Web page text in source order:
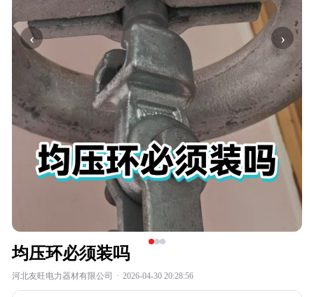
‹ ›
均压环必须装吗
河北友旺电力器材有限公司 · 2026-04-30 20:28:56